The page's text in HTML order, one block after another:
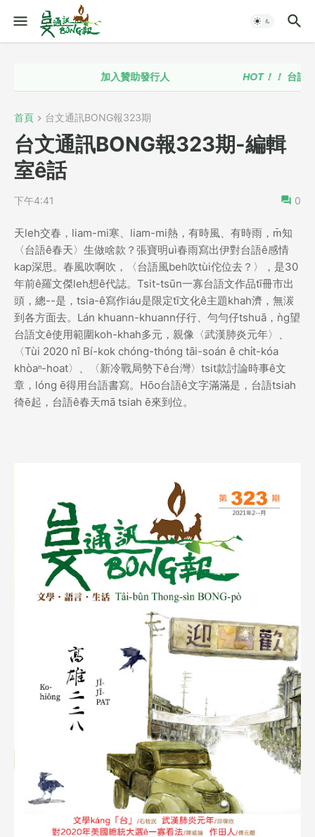
加入贊助發行人 HOT！！ 台語政策
首頁 台文通訊BONG報323期
台文通訊BONG報323期-編輯
室ê話
下午4:41 0
天leh交春，liam-mi寒、liam-mi熱，有時風、有時雨，m̄知
〈台語ê春天〉生做啥款？張寶明uì春雨寫出伊對台語ê感情
kap深思。春風吹啊吹，〈台語風beh吹tùi佗位去？〉，是30
年前ê羅文傑leh想ê代誌。Tsit-tsūn一寡台語文作品tī冊市出
頭，總--是，tsia-ê寫作iáu是限定tī文化ê主題khah濟，無湠
到各方面去。Lán khuann-khuann仔行、勻勻仔tshuā，ǹg望
台語文ê使用範圍koh-khah多元，親像〈武漢肺炎元年〉、
〈Tùi 2020 nî Bí-kok chóng-thóng tāi-soán ê chi̍t-kóa
khòaⁿ-hoat〉、〈新冷戰局勢下ê台灣〉tsit款討論時事ê文
章，lóng ē得用台語書寫。Hōo台語ê文字滿滿是，台語tsiah
徛ē起，台語ê春天mā tsiah ē來到位。